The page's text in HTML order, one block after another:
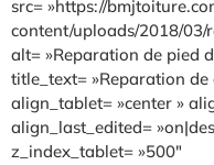
src= »https://
content/uploads/2018/
alt= »Reparation de pied
title_text= »Reparation
align_tablet= »center »
align_last_edited=
z_index_tablet= »500″